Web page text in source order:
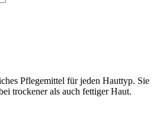
Pflegemittel für jeden Hauttyp. Sie
trockener als auch fettiger Haut.